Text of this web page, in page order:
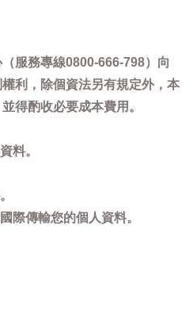
服務專線0800-666-798）向
利，除個資法另有規定外，本
得酌收必要成本費用。
料。
際傳輸您的個人資料。